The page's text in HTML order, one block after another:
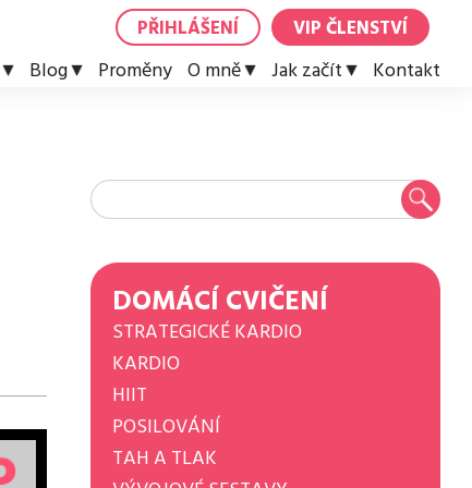
PŘIHLÁŠENÍ VIP ČLENSTVÍ
Blog Proměny O mně Jak začít Kontakt
DOMÁCÍ CVIČENÍ
STRATEGICKÉ KARDIO
KARDIO
HIIT
POSILOVÁNÍ
TAH A TLAK